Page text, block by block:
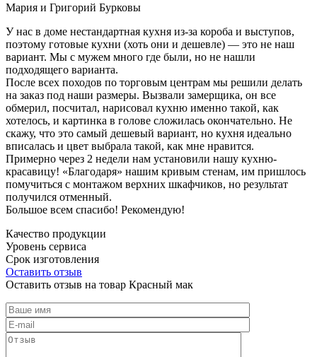
Мария и Григорий Бурковы
У нас в доме нестандартная кухня из-за короба и выступов,
поэтому готовые кухни (хоть они и дешевле) — это не наш
вариант. Мы с мужем много где были, но не нашли
подходящего варианта.
После всех походов по торговым центрам мы решили делать
на заказ под наши размеры. Вызвали замерщика, он все
обмерил, посчитал, нарисовал кухню именно такой, как
хотелось, и картинка в голове сложилась окончательно. Не
скажу, что это самый дешевый вариант, но кухня идеально
вписалась и цвет выбрала такой, как мне нравится.
Примерно через 2 недели нам установили нашу кухню-
красавицу! «Благодаря» нашим кривым стенам, им пришлось
помучиться с монтажом верхних шкафчиков, но результат
получился отменный.
Большое всем спасибо! Рекомендую!
Качество продукции
Уровень сервиса
Срок изготовления
Оставить отзыв
Оставить отзыв на товар Красный мак